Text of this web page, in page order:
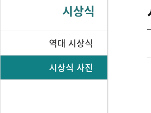
시상식
역대 시상식
시상식 사진